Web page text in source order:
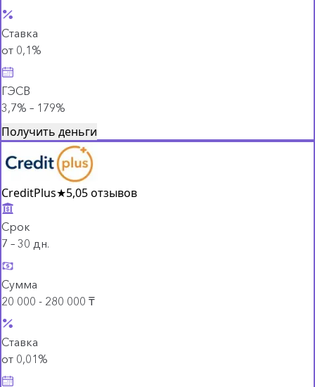
Ставка
от 0,1%
ГЭСВ
3,7% – 179%
Получить деньги
CreditPlus★5,05 отзывов
Срок
7 – 30 дн.
Сумма
20 000 - 280 000 ₸
Ставка
от 0,01%